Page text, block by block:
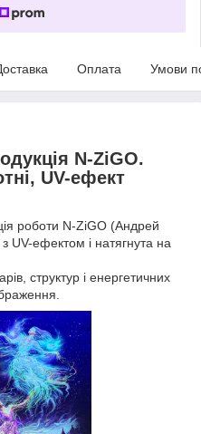
Оплата Умови
N-ZiGO.
UV-ефект
роботи N-ZiGO (Андрей
UV-ефектом і натягнута на
структур і енергетичних